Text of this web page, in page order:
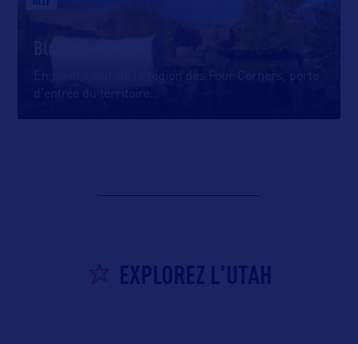
Bluff
En plein cœur de la région des Four Corners, porte
d’entrée du territoire
EXPLOREZ L'UTAH